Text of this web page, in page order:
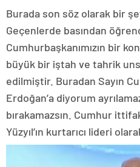
Burada son söz olarak bir
Geçenlerde basından
Cumhurbaşkanımızın bir
büyük bir iştah ve tahrik
edilmiştir. Buradan Sayın
Erdoğan’a diyorum
bırakamazsın. Cumhur
Yüzyıl’ın kurtarıcı lideri